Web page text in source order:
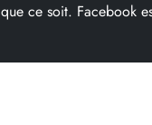
ce soit. Facebook